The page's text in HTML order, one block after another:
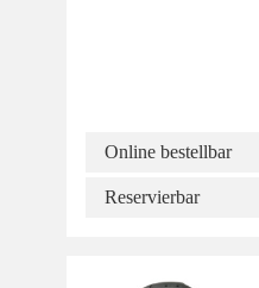
Online bestellbar
Reservierbar